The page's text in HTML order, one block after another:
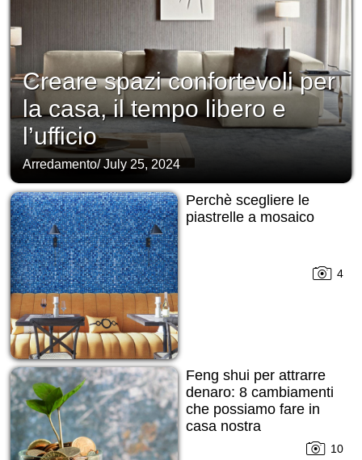
Creare spazi confortevoli per
la casa, il tempo libero e
l’ufficio
Arredamento/July 25, 2024
Perchè scegliere le
piastrelle a mosaico
4
Feng shui per attrarre
denaro: 8 cambiamenti
che possiamo fare in
casa nostra
10